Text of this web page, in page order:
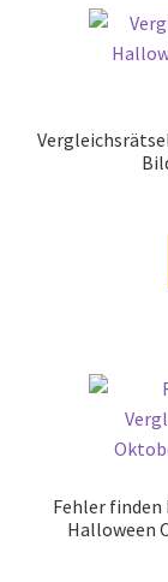
Fehler
Halloween